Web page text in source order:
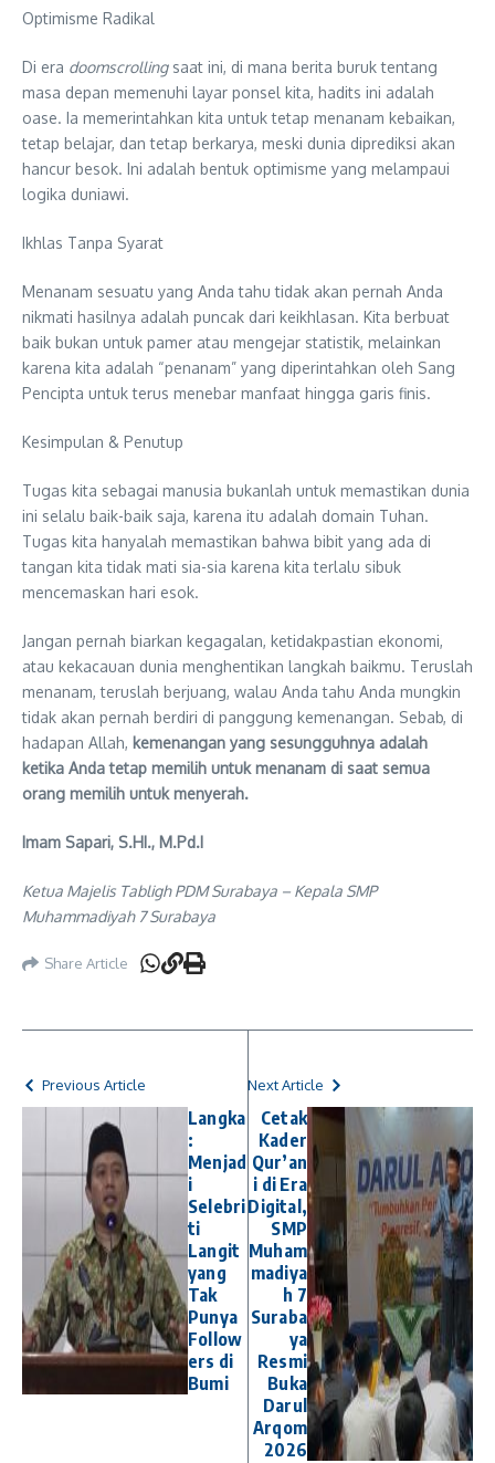
Optimisme Radikal
Di era doomscrollingsaat ini, di mana berita buruk tentang
masa depan memenuhi layar ponsel kita, hadits ini adalah
oase. Ia memerintahkan kita untuk tetap menanam kebaikan,
tetap belajar, dan tetap berkarya, meski dunia diprediksi akan
hancur besok. Ini adalah bentuk optimisme yang melampaui
logika duniawi.
Ikhlas Tanpa Syarat
Menanam sesuatu yang Anda tahu tidak akan pernah Anda
nikmati hasilnya adalah puncak dari keikhlasan. Kita berbuat
baik bukan untuk pamer atau mengejar statistik, melainkan
karena kita adalah “penanam” yang diperintahkan oleh Sang
Pencipta untuk terus menebar manfaat hingga garis finis.
Kesimpulan & Penutup
Tugas kita sebagai manusia bukanlah untuk memastikan dunia
ini selalu baik-baik saja, karena itu adalah domain Tuhan.
Tugas kita hanyalah memastikan bahwa bibit yang ada di
tangan kita tidak mati sia-sia karena kita terlalu sibuk
mencemaskan hari esok.
Jangan pernah biarkan kegagalan, ketidakpastian ekonomi,
atau kekacauan dunia menghentikan langkah baikmu. Teruslah
menanam, teruslah berjuang, walau Anda tahu Anda mungkin
tidak akan pernah berdiri di panggung kemenangan. Sebab, di
hadapan Allah, kemenangan yang sesungguhnya adalah
ketika Anda tetap memilih untuk menanam di saat semua
orang memilih untuk menyerah.
Imam Sapari, S.HI., M.Pd.I
Ketua Majelis Tabligh PDM Surabaya – Kepala SMP
Muhammadiyah 7 Surabaya
Share Article
Previous Article
Langka
:
Menjad
i
Selebri
ti
Langit
yang
Tak
Punya
Follow
ers di
Bumi
Next Article
Cetak
Kader
Qur’an
i di Era
Digital,
SMP
Muham
madiya
h 7
Suraba
ya
Resmi
Buka
Darul
Arqom
2026